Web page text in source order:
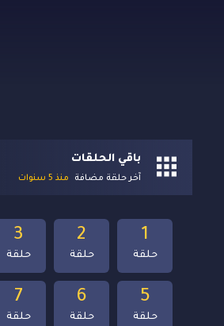
باقي الحلقات
آخر حلقة مضافة منذ 5 سنوات
7
حلقة
6
حلقة
5
حلقة
3
حلقة
2
حلقة
1
حلقة